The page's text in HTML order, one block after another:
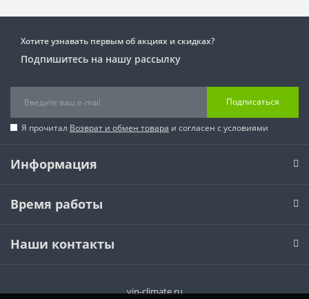
Хотите узнавать первым об акциях и скидках?
Подпишитесь на нашу рассылку
Подписаться
Я прочитал Возврат и обмен товара и согласен с условиями
Информация
Время работы
Наши контакты
vip-climate.ru